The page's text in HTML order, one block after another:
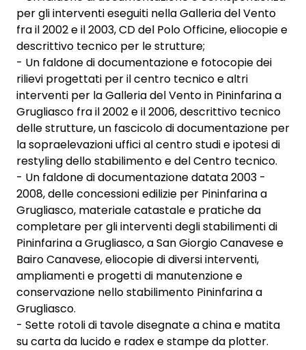
per gli interventi eseguiti nella Galleria del Vento
fra il 2002 e il 2003, CD del Polo Officine, eliocopie e
descrittivo tecnico per le strutture;
- Un faldone di documentazione e fotocopie dei
rilievi progettati per il centro tecnico e altri
interventi per la Galleria del Vento in Pininfarina a
Grugliasco fra il 2002 e il 2006, descrittivo tecnico
delle strutture, un fascicolo di documentazione per
la sopraelevazioni uffici al centro studi e ipotesi di
restyling dello stabilimento e del Centro tecnico.
- Un faldone di documentazione datata 2003 -
2008, delle concessioni edilizie per Pininfarina a
Grugliasco, materiale catastale e pratiche da
completare per gli interventi degli stabilimenti di
Pininfarina a Grugliasco, a San Giorgio Canavese e
Bairo Canavese, eliocopie di diversi interventi,
ampliamenti e progetti di manutenzione e
conservazione nello stabilimento Pininfarina a
Grugliasco.
- Sette rotoli di tavole disegnate a china e matita
su carta da lucido e radex e stampe da plotter.